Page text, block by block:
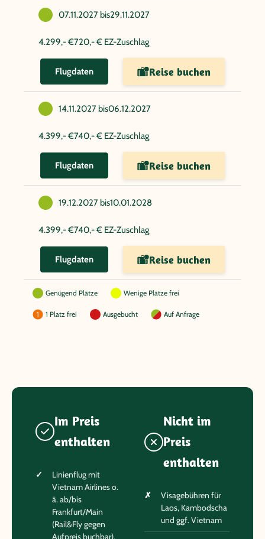
07.11.2027 bis29.11.2027
4.299,- €720,- € EZ-Zuschlag
Flugdaten Reise buchen
14.11.2027 bis06.12.2027
4.399,- €740,- € EZ-Zuschlag
Flugdaten Reise buchen
19.12.2027 bis10.01.2028
4.399,- €740,- € EZ-Zuschlag
Flugdaten Reise buchen
Genügend Plätze Wenige Plätze frei
1 Platz frei Ausgebucht Auf Anfrage
Im Preis
enthalten
Linienflug mit
Vietnam Airlines o.
ä. ab/bis
Frankfurt/Main
(Rail&Fly gegen
Aufpreis buchbar),
Nicht im
Preis
enthalten
Visagebühren für
Laos, Kambodscha
und ggf. Vietnam